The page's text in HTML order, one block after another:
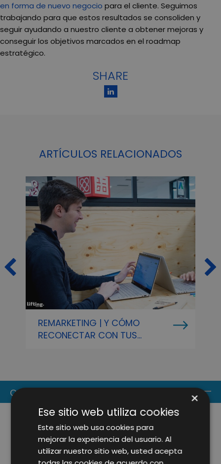
en forma de nuevo negocio para el cliente. Seguimos
trabajando para que estos resultados se consoliden y
seguir ayudando a nuestro cliente a obtener mejoras y
conseguir los objetivos marcados en el roadmap
estratégico.
SHARE
ARTÍCULOS RELACIONADOS
REMARKETING | Y CÓMO
RECONECTAR CON TUS
CONTACT US ×
Ese sitio web utiliza cookies
Este sitio web usa cookies para
mejorar la experiencia del usuario. Al
utilizar nuestro sitio web, usted acepta